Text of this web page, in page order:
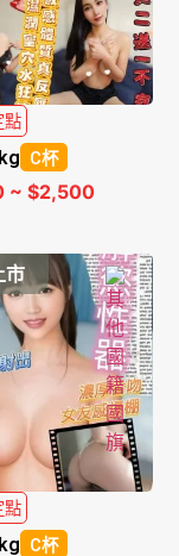
點
C杯
~ $2,500
市
點
C杯